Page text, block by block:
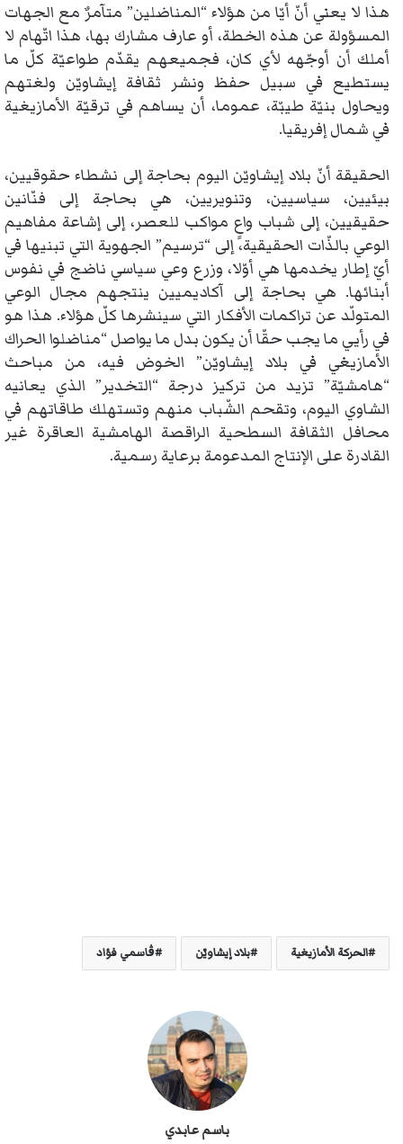
هذا لا يعني أنّ أيّا من هؤلاء “المناضلين” متآمرٌ مع الجهات
المسؤولة عن هذه الخطة، أو عارف مشارك بها، هذا اتّهام لا
أملك أن أوجّهه لأي كان، فجميعهم يقدّم طواعيّة كلّ ما
يستطيع في سبيل حفظ ونشر ثقافة إيشاويّن ولغتهم
ويحاول بنيّة طيبّة، عموما، أن يساهم في ترقيّة الأمازيغية
في شمال إفريقيا.
الحقيقة أنّ بلاد إيشاويّن اليوم بحاجة إلى نشطاء حقوقيين،
بيئيين، سياسيين، وتنويريين، هي بحاجة إلى فنّانين
حقيقيين، إلى شباب واعٍ مواكب للعصر، إلى إشاعة مفاهيم
الوعي بالذّات الحقيقية، إلى “ترسيم” الجهوية التي تبنيها في
أيّ إطار يخدمها هي أوّلا، وزرع وعي سياسي ناضج في نفوس
أبنائها. هي بحاجة إلى آكاديميين ينتجهم مجال الوعي
المتولّد عن تراكمات الأفكار التي سينشرها كلّ هؤلاء. هذا هو
في رأيي ما يجب حقّا أن يكون بدل ما يواصل “مناضلوا الحراك
الأمازيغي في بلاد إيشاويّن” الخوض فيه، من مباحث
“هامشيّة” تزيد من تركيز درجة “التخدير” الذي يعانيه
الشاوي اليوم، وتقحم الشّباب منهم وتستهلك طاقاتهم في
محافل الثقافة السطحية الراقصة الهامشية العاقرة غير
القادرة على الإنتاج المدعومة برعاية رسمية.
الحركة الأمازيغية بلاد إيشاويّن ڨاسمي فؤاد
باسم عابدي